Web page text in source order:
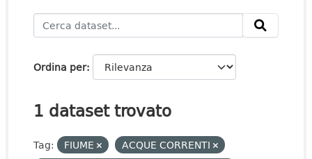
Ordina per
1 dataset trovato
Tag: FIUME
ACQUE CORRENTI